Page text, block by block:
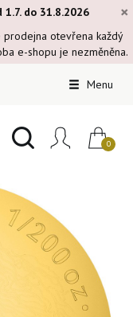
×
do 31.8.2026
prodejna otevřena každý
e-shopu je nezměněna.
Menu